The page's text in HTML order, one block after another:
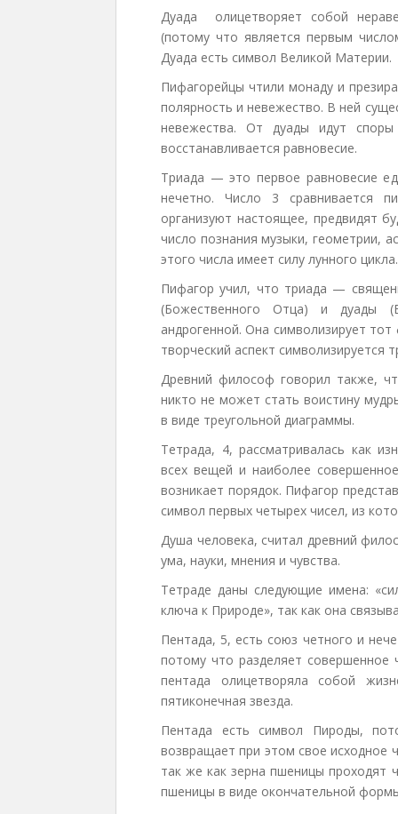
Дуада олицетворяет собой
(потому что является первым
Дуада есть символ Великой Материи.
Пифагорейцы чтили монаду и
полярность и невежество. В ней
невежества. От дуады идут
восстанавливается равновесие.
Триада — это первое равновесие
нечетно. Число 3 сравнивается
организуют настоящее, предвидят
число познания музыки, геометрии,
этого числа имеет силу лунного цикла.
Пифагор учил, что триада —
(Божественного Отца) и дуады
андрогенной. Она символизирует
творческий аспект символизируется
Древний философ говорил также,
никто не может стать воистину
в виде треугольной диаграммы.
Тетрада, 4, рассматривалась как
всех вещей и наиболее
возникает порядок. Пифагор
символ первых четырех чисел, из
Душа человека, считал древний
ума, науки, мнения и чувства.
Тетраде даны следующие имена:
ключа к Природе», так как она
Пентада, 5, есть союз четного и
потому что разделяет
пентада олицетворяла собой
пятиконечная звезда.
Пентада есть символ Пироды,
возвращает при этом свое исходное
так же как зерна пшеницы проходят
пшеницы в виде окончательной